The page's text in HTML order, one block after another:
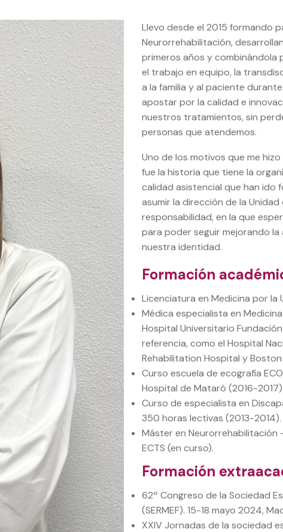
Llevo desde el 2015 formando
Neurorrehabilitación,
primeros años y combinándola
el trabajo en equipo, la
a la familia y al paciente
apostar por la calidad e
nuestros tratamientos, sin
personas que atendemos.
Uno de los motivos que me
fue la historia que tiene la
calidad asistencial que han ido
asumir la dirección de la
responsabilidad, en la que
para poder seguir mejorando
nuestra identidad.
Formación
Licenciatura en Medicina por la
Médica especialista en
Hospital Universitario
referencia, como el Hospital
Rehabilitation Hospital y Boston
Curso escuela de ecografía
Hospital de Mataró (2016-2017).
Curso de especialista en
350 horas lectivas (2013-2014).
Máster en Neurorrehabilitación
ECTS (en curso).
Formación
62º Congreso de la Sociedad
(SERMEF). 15-18 mayo 2024,
XXIV Jornadas de la sociedad